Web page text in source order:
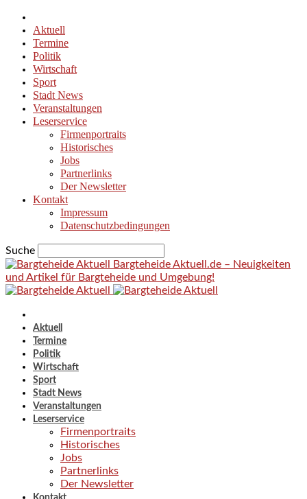
Aktuell
Termine
Politik
Wirtschaft
Sport
Stadt News
Veranstaltungen
Leserservice
Firmenportraits
Historisches
Jobs
Partnerlinks
Der Newsletter
Kontakt
Impressum
Datenschutzbedingungen
Suche
Bargteheide Aktuell.de – Neuigkeiten
und Artikel für Bargteheide und Umgebung!
Aktuell
Termine
Politik
Wirtschaft
Sport
Stadt News
Veranstaltungen
Leserservice
Firmenportraits
Historisches
Jobs
Partnerlinks
Der Newsletter